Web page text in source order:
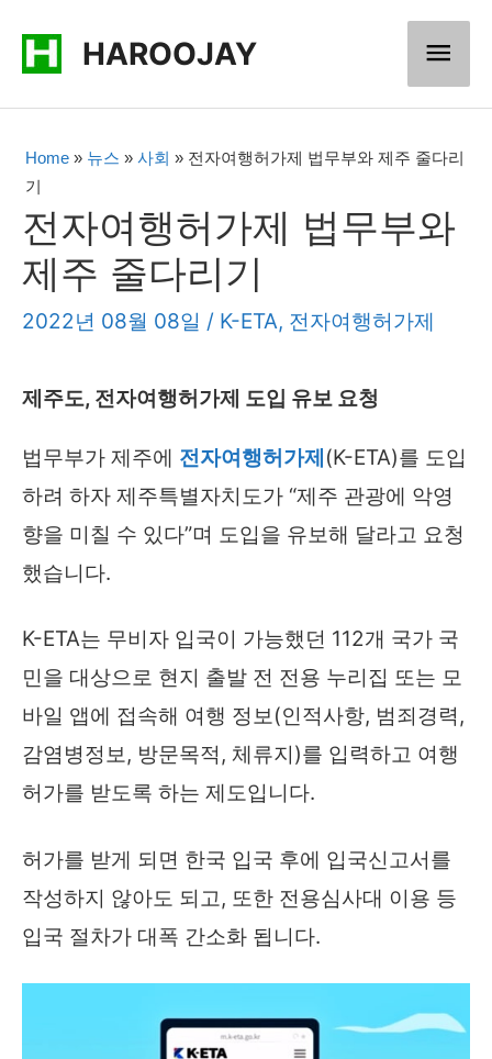
HAROOJAY
메
인
메
뉴
Home » 뉴스 » 사회 » 전자여행허가제 법무부와 제주 줄다리
기
전자여행허가제 법무부와
제주 줄다리기
2022년 08월 08일 / K-ETA, 전자여행허가제
제주도, 전자여행허가제 도입 유보 요청
법무부가 제주에 전자여행허가제 (K-ETA)를 도입
하려 하자 제주특별자치도가 “제주 관광에 악영
향을 미칠 수 있다”며 도입을 유보해 달라고 요청
했습니다.
K-ETA는 무비자 입국이 가능했던 112개 국가 국
민을 대상으로 현지 출발 전 전용 누리집 또는 모
바일 앱에 접속해 여행 정보(인적사항, 범죄경력,
감염병정보, 방문목적, 체류지)를 입력하고 여행
허가를 받도록 하는 제도입니다.
허가를 받게 되면 한국 입국 후에 입국신고서를
작성하지 않아도 되고, 또한 전용심사대 이용 등
입국 절차가 대폭 간소화 됩니다.